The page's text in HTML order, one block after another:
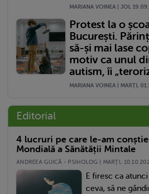
MARIANA VOINEA | JOI,
Protest la o
București.
să-și mai lase
motiv ca unul
autism, îi
MARIANA VOINEA | MARŢI,
Editorial
4 lucruri pe care le-am
Mondială a Sănătății Mintale
ANDREEA GUICĂ - PSIHOLOG | MARŢI,
E firesc ca
ceva, să ne